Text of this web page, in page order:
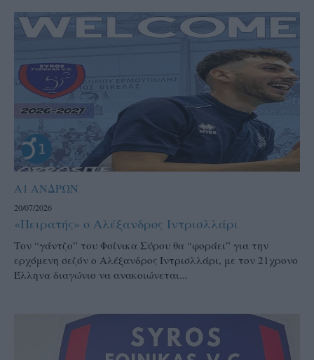
Α1 ΑΝΔΡΩΝ
20/07/2026
«Πειρατής» ο Αλέξανδρος Ιντρισλλάρι
Τον “γάντζο” του Φοίνικα Σύρου θα “φοράει” για την
ερχόμενη σεζόν ο Αλέξανδρος Ιντρισλλάρι, με τον 21χρονο
Έλληνα διαγώνιο να ανακοιώνεται...